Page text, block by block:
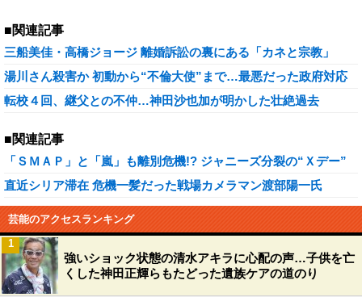
■関連記事
三船美佳・高橋ジョージ 離婚訴訟の裏にある「カネと宗教」
湯川さん殺害か 初動から“不倫大使”まで…最悪だった政府対応
転校４回、継父との不仲…神田沙也加が明かした壮絶過去
■関連記事
「ＳＭＡＰ」と「嵐」も離別危機!? ジャニーズ分裂の“Ｘデー”
直近シリア滞在 危機一髪だった戦場カメラマン渡部陽一氏
芸能のアクセスランキング
強いショック状態の清水アキラに心配の声…子供を亡
くした神田正輝らもたどった遺族ケアの道のり
1